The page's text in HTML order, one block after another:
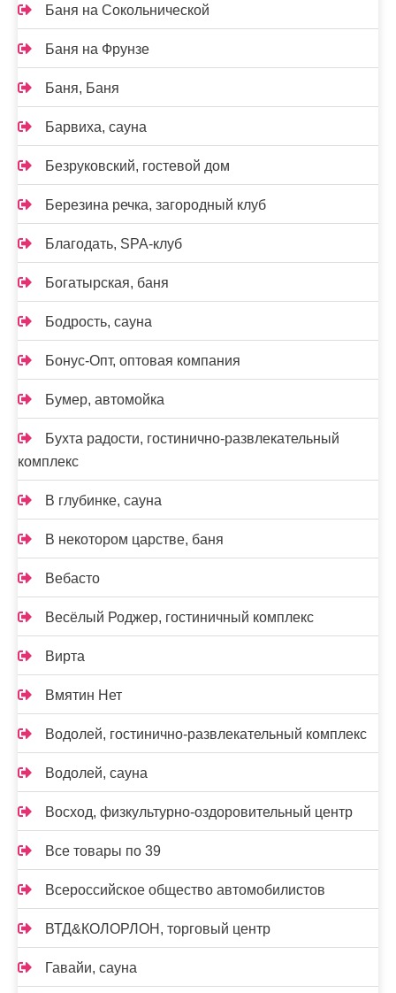
Баня на Сокольнической
Баня на Фрунзе
Баня, Баня
Барвиха, сауна
Безруковский, гостевой дом
Березина речка, загородный клуб
Благодать, SPA-клуб
Богатырская, баня
Бодрость, сауна
Бонус-Опт, оптовая компания
Бумер, автомойка
Бухта радости, гостинично-развлекательный
комплекс
В глубинке, сауна
В некотором царстве, баня
Вебасто
Весёлый Роджер, гостиничный комплекс
Вирта
Вмятин Нет
Водолей, гостинично-развлекательный комплекс
Водолей, сауна
Восход, физкультурно-оздоровительный центр
Все товары по 39
Всероссийское общество автомобилистов
ВТД&КОЛОРЛОН, торговый центр
Гавайи, сауна